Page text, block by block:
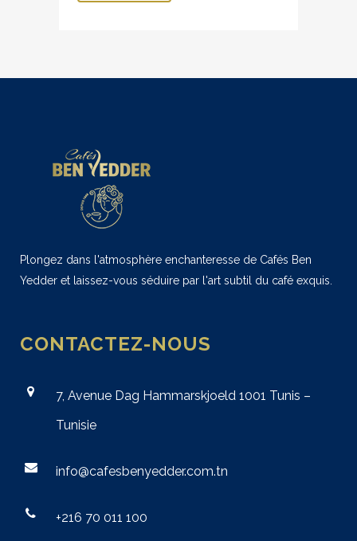
Plongez dans l'atmosphère enchanteresse de Cafés Ben
Yedder et laissez-vous séduire par l'art subtil du café exquis.
CONTACTEZ-NOUS
7, Avenue Dag Hammarskjoeld 1001 Tunis –
Tunisie
info@cafesbenyedder.com.tn
+216 70 011 100